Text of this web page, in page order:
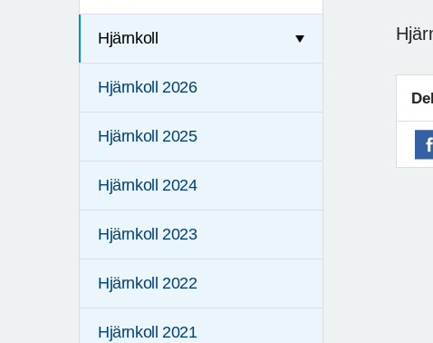
Hjärnkoll
Hjärnkoll 2026
Hjärnkoll 2025
Hjärnkoll 2024
Hjärnkoll 2023
Hjärnkoll 2022
Hjärnkoll 2021